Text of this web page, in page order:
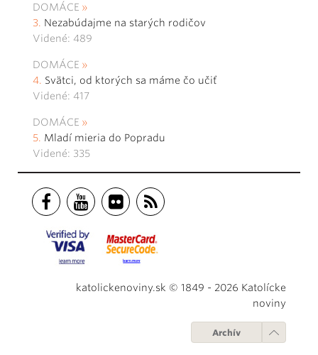
DOMÁCE
Nezabúdajme na starých rodičov
Videné: 489
DOMÁCE
Svätci, od ktorých sa máme čo učiť
Videné: 417
DOMÁCE
Mladí mieria do Popradu
Videné: 335
katolickenoviny.sk © 1849 - 2026 Katolícke
noviny
Archív